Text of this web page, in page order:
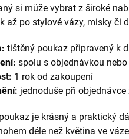
si může vybrat z široké
až po stylové vázy, misky či
tištěný poukaz připravený k
spolu s objednávkou
1 rok od zakoupení
jednoduše při
je krásný a praktický
déle než květina ve